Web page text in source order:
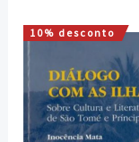
10% desconto
O
original
era:
11,20 €.
O
preço
atual
é: